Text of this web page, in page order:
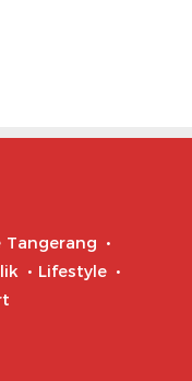
Tangerang
Lifestyle